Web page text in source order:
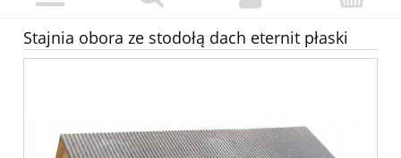
Stajnia obora ze stodołą dach eternit płaski